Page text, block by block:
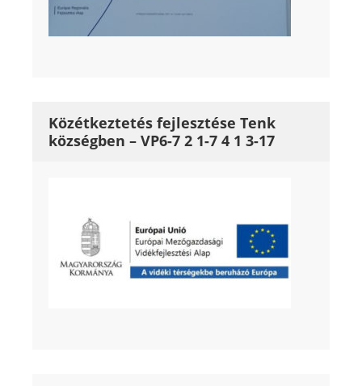
Közétkeztetés fejlesztése Tenk
községben – VP6-7 2 1-7 4 1 3-17